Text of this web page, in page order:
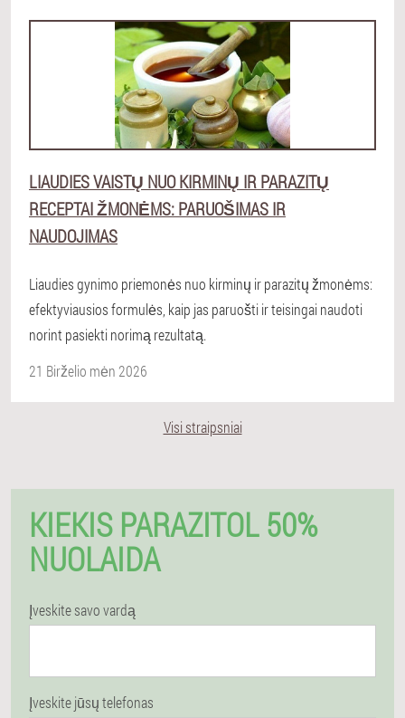
LIAUDIES VAISTŲ NUO KIRMINŲ IR PARAZITŲ
RECEPTAI ŽMONĖMS: PARUOŠIMAS IR
NAUDOJIMAS
Liaudies gynimo priemonės nuo kirminų ir parazitų žmonėms:
efektyviausios formulės, kaip jas paruošti ir teisingai naudoti
norint pasiekti norimą rezultatą.
21 Birželio mėn 2026
Visi straipsniai
KIEKIS PARAZITOL 50%
NUOLAIDA
Įveskite savo vardą
Įveskite jūsų telefonas